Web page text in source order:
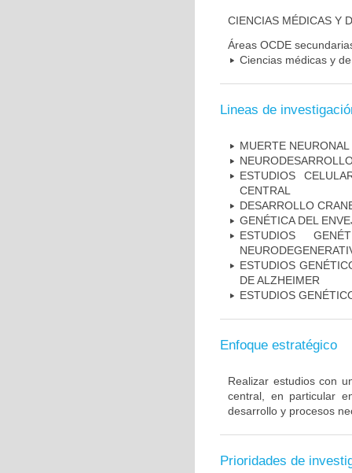
CIENCIAS MÉDICAS Y
Áreas OCDE
Ciencias médicas y
Lineas de
MUERTE
ESTUDIOS
CENTRAL
DESARROLLO
GENÉTICA DEL
ESTUDIOS
ESTUDIOS
DE ALZHEIMER
ESTUDIOS
Enfoque estratégico
Realizar estudios con
central, en particular
desarrollo y procesos
Prioridades de